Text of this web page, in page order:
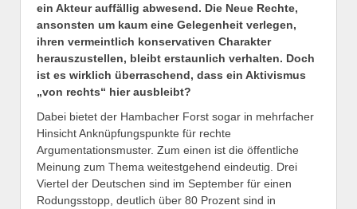
ein Akteur auffällig abwesend. Die Neue Rechte,
ansonsten um kaum eine Gelegenheit verlegen,
ihren vermeintlich konservativen Charakter
herauszustellen, bleibt erstaunlich verhalten. Doch
ist es wirklich überraschend, dass ein Aktivismus
„von rechts“ hier ausbleibt?
Dabei bietet der Hambacher Forst sogar in mehrfacher
Hinsicht Anknüpfungspunkte für rechte
Argumentationsmuster. Zum einen ist die öffentliche
Meinung zum Thema weitestgehend eindeutig. Drei
Viertel der Deutschen sind im September für einen
Rodungsstopp, deutlich über 80 Prozent sind in